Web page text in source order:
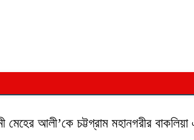
আলী’কে চট্টগ্রাম মহানগরীর